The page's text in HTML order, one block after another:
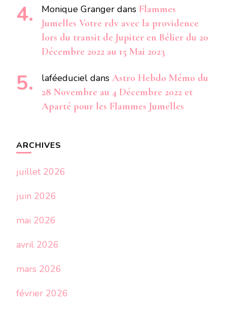
Monique Granger dans Flammes
Jumelles Votre rdv avec la providence
lors du transit de Jupiter en Bélier du 20
Décembre 2022 au 15 Mai 2023
laféeduciel dans Astro Hebdo Mémo du
28 Novembre au 4 Décembre 2022 et
Aparté pour les Flammes Jumelles
ARCHIVES
juillet 2026
juin 2026
mai 2026
avril 2026
mars 2026
février 2026